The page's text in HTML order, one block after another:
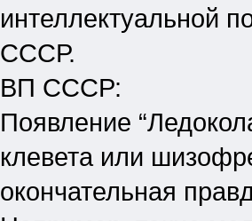
интеллектуальной
СССР.
ВП СССР:
Появление
клевета или
окончательная